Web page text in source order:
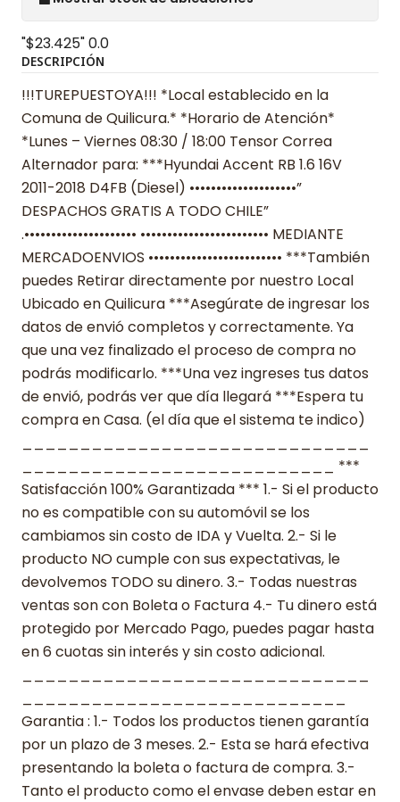
"$23.425"0.0
DESCRIPCIÓN
!!!TUREPUESTOYA!!! *Local establecido en la
Comuna de Quilicura.* *Horario de Atención*
*Lunes – Viernes 08:30 / 18:00 Tensor Correa
Alternador para: ***Hyundai Accent RB 1.6 16V
2011-2018 D4FB (Diesel) ••••••••••••••••••••”
DESPACHOS GRATIS A TODO CHILE”
.••••••••••••••••••••• •••••••••••••••••••••••• MEDIANTE
MERCADOENVIOS ••••••••••••••••••••••••• ***También
puedes Retirar directamente por nuestro Local
Ubicado en Quilicura ***Asegúrate de ingresar los
datos de envió completos y correctamente. Ya
que una vez finalizado el proceso de compra no
podrás modificarlo. ***Una vez ingreses tus datos
de envió, podrás ver que día llegará ***Espera tu
compra en Casa. (el día que el sistema te indico)
___________________________ ***
Satisfacción 100% Garantizada *** 1.- Si el producto
no es compatible con su automóvil se los
cambiamos sin costo de IDA y Vuelta. 2.- Si le
producto NO cumple con sus expectativas, le
devolvemos TODO su dinero. 3.- Todas nuestras
ventas son con Boleta o Factura 4.- Tu dinero está
protegido por Mercado Pago, puedes pagar hasta
en 6 cuotas sin interés y sin costo adicional.
Garantia : 1.- Todos los productos tienen garantía
por un plazo de 3 meses. 2.- Esta se hará efectiva
presentando la boleta o factura de compra. 3.-
Tanto el producto como el envase deben estar en